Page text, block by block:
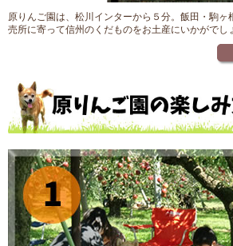
原りんご園は、松川インターから５分。飯田・駒ヶ
売所に寄って信州のくだものをお土産にいかがでし